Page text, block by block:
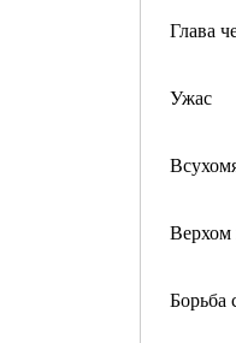
Глава
Ужас
Борьба